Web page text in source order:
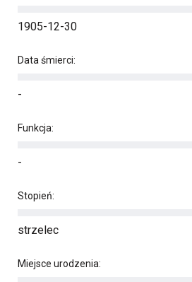
1905-12-30
Data śmierci:
-
Funkcja:
-
Stopień:
strzelec
Miejsce urodzenia: